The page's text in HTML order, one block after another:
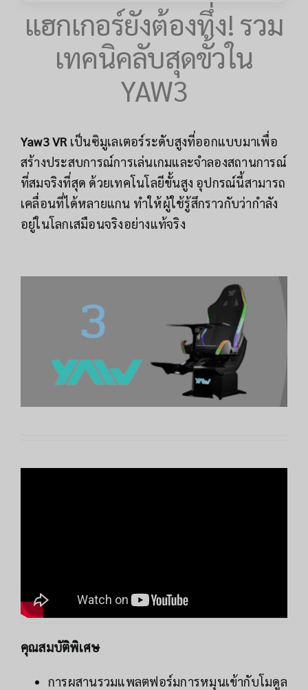
แฮกเกอร์ยังต้องทึ่ง! รวม
เทคนิคลับสุดขั้วใน
YAW3
Yaw3 VR เป็นซิมูเลเตอร์ระดับสูงที่ออกแบบมาเพื่อ
สร้างประสบการณ์การเล่นเกมและจำลองสถานการณ์
ที่สมจริงที่สุด ด้วยเทคโนโลยีขั้นสูง อุปกรณ์นี้สามารถ
เคลื่อนที่ได้หลายแกน ทำให้ผู้ใช้รู้สึกราวกับว่ากำลัง
อยู่ในโลกเสมือนจริงอย่างแท้จริง
คุณสมบัติพิเศษ
การผสานรวมแพลตฟอร์มการหมุนเข้ากับโมดูล